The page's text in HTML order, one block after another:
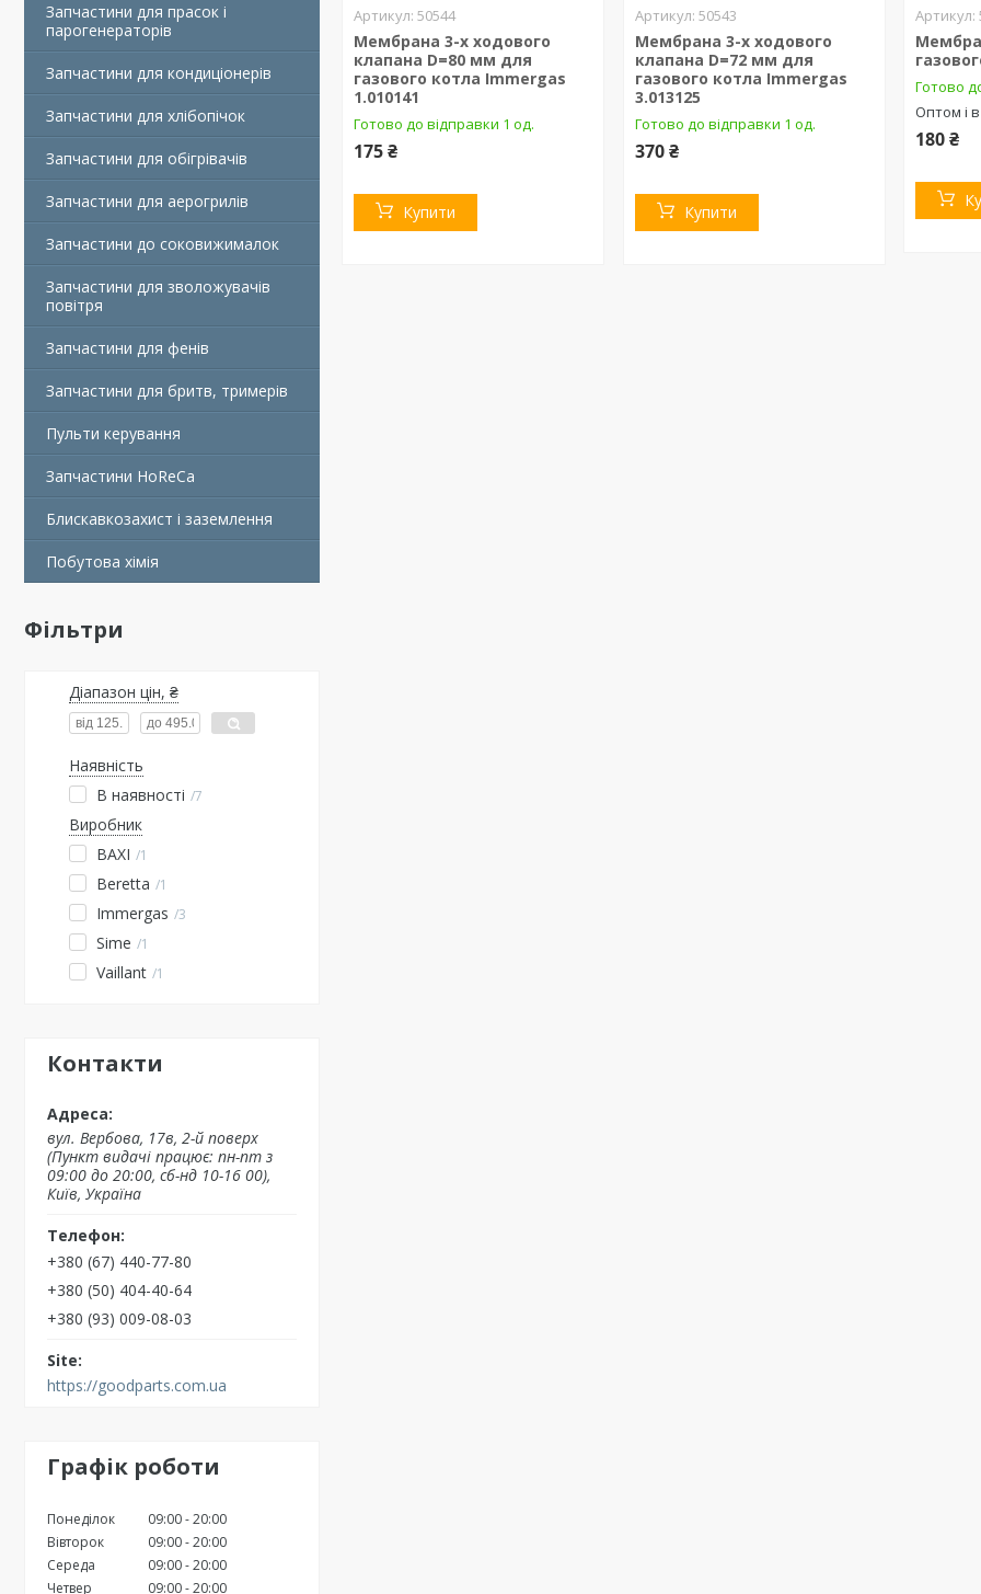
Запчастини для прасок і
парогенераторів
Запчастини для кондиціонерів
Запчастини для хлібопічок
Запчастини для обігрівачів
Запчастини для аерогрилів
Запчастини до соковижималок
Запчастини для зволожувачів
повітря
Запчастини для фенів
Запчастини для бритв, тримерів
Пульти керування
Запчастини HoReCa
Блискавкозахист і заземлення
Побутова хімія
Фільтри
Діапазон цін, ₴
Наявність
В наявності 7
Виробник
BAXI
1
Beretta 1
Immergas 3
Sime 1
Vaillant 1
Контакти
вул. Вербова, 17в, 2-й поверх
(Пункт видачі працює: пн-пт з
09:00 до 20:00, сб-нд 10-16 00),
Київ, Україна
+380 (67) 440-77-80
+380 (50) 404-40-64
+380 (93) 009-08-03
https://goodparts.com.ua
Графік роботи
Понеділок 09:00 20:00
Вівторок
09:00 20:00
Середа
09:00 20:00
Четвер
09:00 20:00
50544
Мембрана 3-х ходового
клапана D=80 мм для
газового котла Immergas
1.010141
Готово до відправки 1 од.
175 ₴
Купити
50543
Мембрана 3-х ходового
клапана D=72 мм для
газового котла Immergas
3.013125
Готово до відправки 1 од.
370 ₴
Купити
Готово
Оптом і
180 ₴